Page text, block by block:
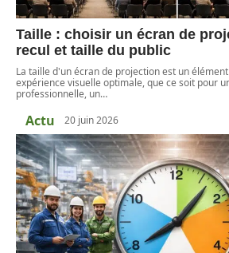
Taille : choisir un écran de
recul et taille du public
La taille d'un écran de projection est un
expérience visuelle optimale, que ce soit pour
professionnelle, un…
Actu 20 juin 2026